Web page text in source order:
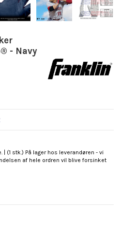
- Navy
| (1 stk.) På lager hos leverandøren - vi
af hele ordren vil blive forsinket